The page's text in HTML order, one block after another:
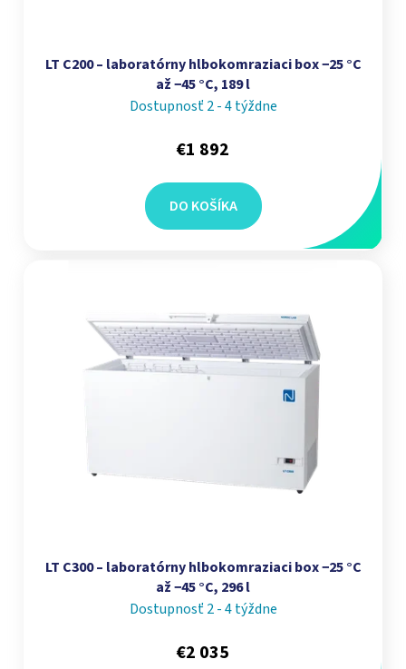
LT C200 – laboratórny hlbokomraziaci box −25 °C
až −45 °C, 189 l
Dostupnosť 2 - 4 týždne
€1 892
DO KOŠÍKA
LT C300 – laboratórny hlbokomraziaci box −25 °C
až −45 °C, 296 l
Dostupnosť 2 - 4 týždne
€2 035